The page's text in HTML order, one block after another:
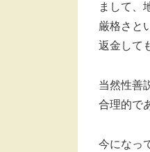
まして、
厳格さと
返金して
当然性善
合理的で
今になっ